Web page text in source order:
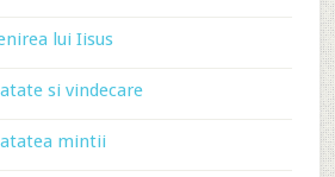
lui Iisus
si vindecare
mintii